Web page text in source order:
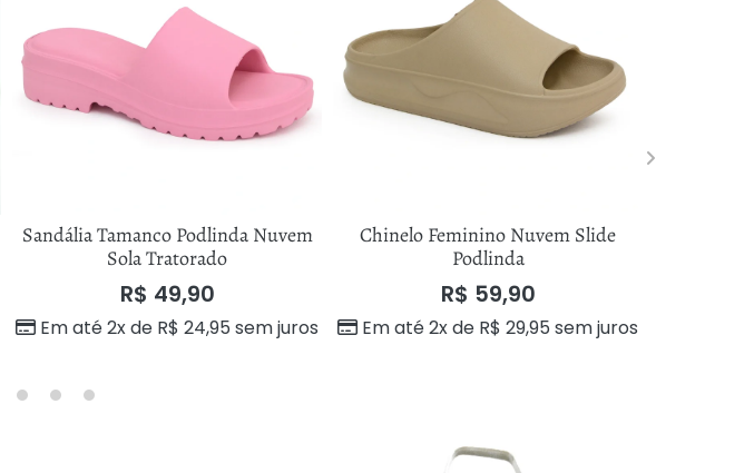
Sandália Tamanco Podlinda Nuvem
Sola Tratorado
R$ 49,90
Em até 2x de R$ 24,95 sem juros
Chinelo Feminino Nuvem Slide
Podlinda
R$ 59,90
Em até 2x de R$ 29,95 sem juros